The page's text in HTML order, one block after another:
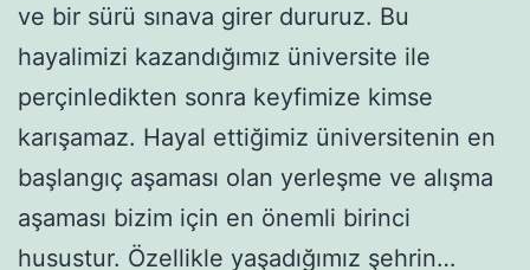
ve bir sürü sınava girer dururuz. Bu
hayalimizi kazandığımız üniversite ile
perçinledikten sonra keyfimize kimse
karışamaz. Hayal ettiğimiz üniversitenin en
başlangıç aşaması olan yerleşme ve alışma
aşaması bizim için en önemli birinci
husustur. Özellikle yaşadığımız şehrin…